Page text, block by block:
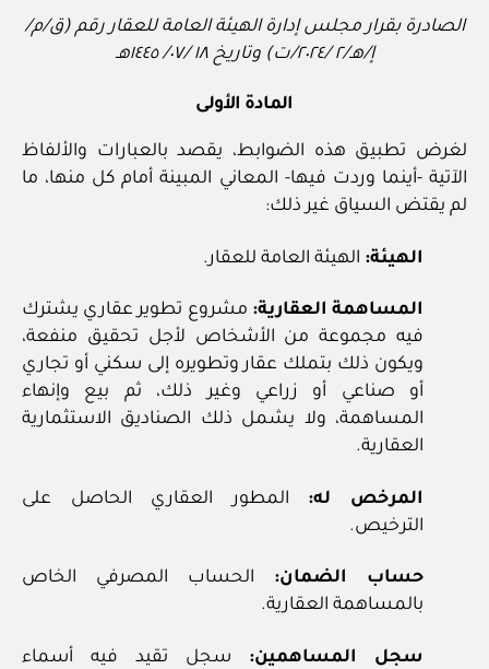
الصادرة بقرار مجلس إدارة الهيئة العامة للعقار رقم (ق/م/
إ/هـ/٢ /٢٠٢٤/ت) وتاريخ ١٨ /٠٧/ ١٤٤٥هـ
المادة الأولى
لغرض تطبيق هذه الضوابط، يقصد بالعبارات والألفاظ
الآتية -أينما وردت فيها- المعاني المبينة أمام كل منها، ما
لم يقتض السياق غير ذلك:
الهيئة: الهيئة العامة للعقار.
المساهمة العقارية: مشروع تطوير عقاري يشترك
فيه مجموعة من الأشخاص لأجل تحقيق منفعة،
ويكون ذلك بتملك عقار وتطويره إلى سكني أو تجاري
أو صناعي أو زراعي وغير ذلك، ثم بيع وإنهاء
المساهمة، ولا يشمل ذلك الصناديق الاستثمارية
العقارية.
المرخص له: المطور العقاري الحاصل على
الترخيص.
حساب الضمان: الحساب المصرفي الخاص
بالمساهمة العقارية.
سجل المساهمين: سجل تقيد فيه أسماء